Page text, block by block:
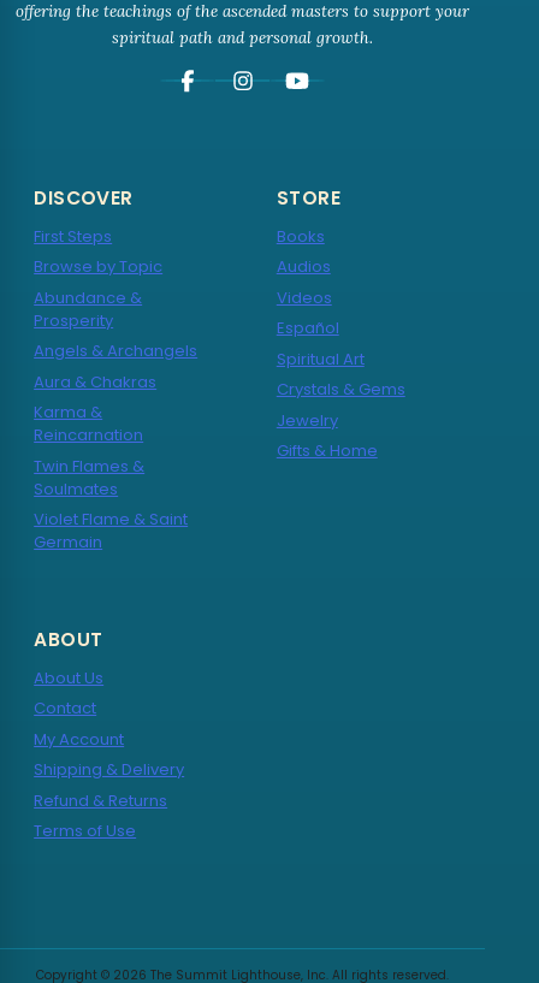
offering the teachings of the ascended masters to support your
spiritual path and personal growth.
DISCOVER
First Steps
Browse by Topic
Abundance &
Prosperity
Angels & Archangels
Aura & Chakras
Karma &
Reincarnation
Twin Flames &
Soulmates
Violet Flame & Saint
Germain
STORE
Books
Audios
Videos
Español
Spiritual Art
Crystals & Gems
Jewelry
Gifts & Home
ABOUT
About Us
Contact
My Account
Shipping & Delivery
Refund & Returns
Terms of Use
Copyright © 2026 The Summit Lighthouse, Inc. All rights reserved.